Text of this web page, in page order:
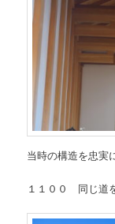
当時の構造を忠実
１１００ 同じ道